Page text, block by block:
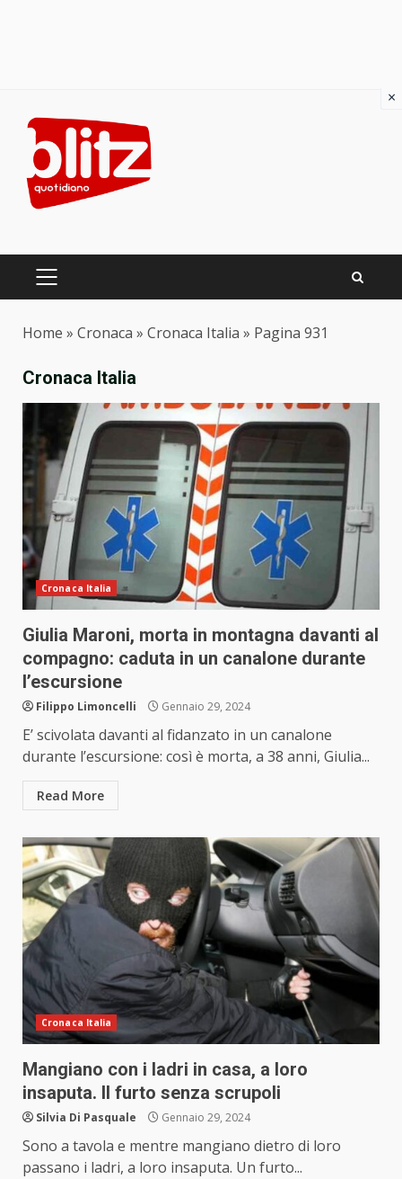
content
PRIMARY
Home » Cronaca » Cronaca Italia » Pagina 931
Cronaca Italia
Cronaca Italia
Giulia Maroni, morta in montagna davanti al
compagno: caduta in un canalone durante
l’escursione
Filippo Limoncelli Gennaio 29, 2024
E’ scivolata davanti al fidanzato in un canalone
durante l’escursione: così è morta, a 38 anni, Giulia...
Read More
Cronaca Italia
Mangiano con i ladri in casa, a loro
insaputa. Il furto senza scrupoli
Silvia Di Pasquale Gennaio 29, 2024
Sono a tavola e mentre mangiano dietro di loro
passano i ladri, a loro insaputa. Un furto...
×